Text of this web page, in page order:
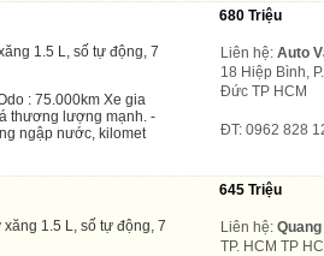
680 Triệu
1.5 L, số tự động, 7
: 75.000km Xe gia
thương lượng mạnh. -
ngập nước, kilomet
Liên hệ: Auto
18 Hiệp Bình,
Đức TP HCM
ĐT: 0962 828
645 Triệu
1.5 L, số tự động, 7
Liên hệ:
TP. HCM TP